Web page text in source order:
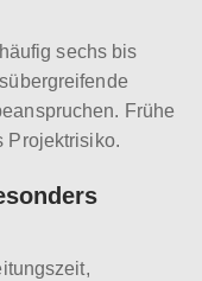
sechs bis
Frühe
Projektrisiko.